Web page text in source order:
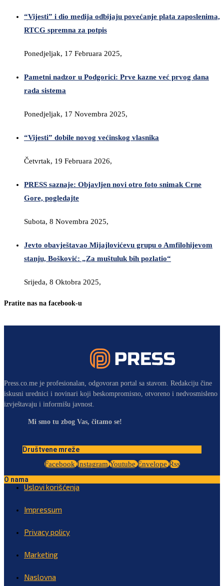
“Vijesti” i dio medija odbijaju povećanje plata zaposlenima,
RTCG spremna za potpis
Ponedjeljak, 17 Februara 2025,
Pametni nadzor u Podgorici: Prve kazne već prvog dana
rada sistema
Ponedjeljak, 17 Novembra 2025,
“Vijesti” dobile novog većinskog vlasnika
Četvrtak, 19 Februara 2026,
PRESS saznaje: Objavljen novi otro foto snimak Crne
Gore, pogledajte
Subota, 8 Novembra 2025,
Jevto obavještavao Mijajlovićevu grupu o Amfilohijevom
stanju, Bošković: „Za muštuluk bih pozlatio“
Srijeda, 8 Oktobra 2025,
Pratite nas na facebook-u
Press.co.me je profesionalan, odgovoran portal sa stavom. Redakciju čine
iskusni urednici i novinari koji beskompromisno, otvoreno i nedvosmisleno
izvještavaju i informišu javnost.
Mi smo tu zbog Vas, čitamo se!
Društvene mreže
Facebook Instagram Youtube Envelope Rss
O nama
Uslovi korišćenja
Impressum
Privacy policy
Marketing
Naslovna